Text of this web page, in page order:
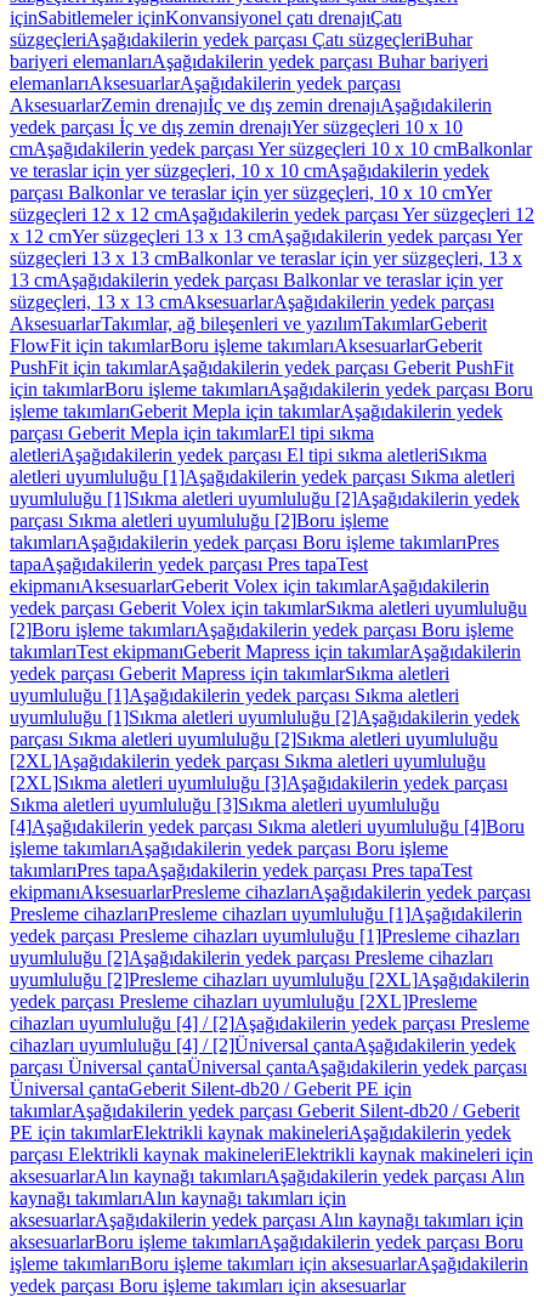
içinSabitlemeler içinKonvansiyonel çatı drenajıÇatı
süzgeçleriAşağıdakilerin yedek parçası Çatı süzgeçleriBuhar
bariyeri elemanlarıAşağıdakilerin yedek parçası Buhar bariyeri
elemanlarıAksesuarlarAşağıdakilerin yedek parçası
AksesuarlarZemin drenajıİç ve dış zemin drenajıAşağıdakilerin
yedek parçası İç ve dış zemin drenajıYer süzgeçleri 10 x 10
cmAşağıdakilerin yedek parçası Yer süzgeçleri 10 x 10 cmBalkonlar
ve teraslar için yer süzgeçleri, 10 x 10 cmAşağıdakilerin yedek
parçası Balkonlar ve teraslar için yer süzgeçleri, 10 x 10 cmYer
süzgeçleri 12 x 12 cmAşağıdakilerin yedek parçası Yer süzgeçleri 12
x 12 cmYer süzgeçleri 13 x 13 cmAşağıdakilerin yedek parçası Yer
süzgeçleri 13 x 13 cmBalkonlar ve teraslar için yer süzgeçleri, 13 x
13 cmAşağıdakilerin yedek parçası Balkonlar ve teraslar için yer
süzgeçleri, 13 x 13 cmAksesuarlarAşağıdakilerin yedek parçası
AksesuarlarTakımlar, ağ bileşenleri ve yazılımTakımlarGeberit
FlowFit için takımlarBoru işleme takımlarıAksesuarlarGeberit
PushFit için takımlarAşağıdakilerin yedek parçası Geberit PushFit
için takımlarBoru işleme takımlarıAşağıdakilerin yedek parçası Boru
işleme takımlarıGeberit Mepla için takımlarAşağıdakilerin yedek
parçası Geberit Mepla için takımlarEl tipi sıkma
aletleriAşağıdakilerin yedek parçası El tipi sıkma aletleriSıkma
aletleri uyumluluğu [1]Aşağıdakilerin yedek parçası Sıkma aletleri
uyumluluğu [1]Sıkma aletleri uyumluluğu [2]Aşağıdakilerin yedek
parçası Sıkma aletleri uyumluluğu [2]Boru işleme
takımlarıAşağıdakilerin yedek parçası Boru işleme takımlarıPres
tapaAşağıdakilerin yedek parçası Pres tapaTest
ekipmanıAksesuarlarGeberit Volex için takımlarAşağıdakilerin
yedek parçası Geberit Volex için takımlarSıkma aletleri uyumluluğu
[2]Boru işleme takımlarıAşağıdakilerin yedek parçası Boru işleme
takımlarıTest ekipmanıGeberit Mapress için takımlarAşağıdakilerin
yedek parçası Geberit Mapress için takımlarSıkma aletleri
uyumluluğu [1]Aşağıdakilerin yedek parçası Sıkma aletleri
uyumluluğu [1]Sıkma aletleri uyumluluğu [2]Aşağıdakilerin yedek
parçası Sıkma aletleri uyumluluğu [2]Sıkma aletleri uyumluluğu
[2XL]Aşağıdakilerin yedek parçası Sıkma aletleri uyumluluğu
[2XL]Sıkma aletleri uyumluluğu [3]Aşağıdakilerin yedek parçası
Sıkma aletleri uyumluluğu [3]Sıkma aletleri uyumluluğu
[4]Aşağıdakilerin yedek parçası Sıkma aletleri uyumluluğu [4]Boru
işleme takımlarıAşağıdakilerin yedek parçası Boru işleme
takımlarıPres tapaAşağıdakilerin yedek parçası Pres tapaTest
ekipmanıAksesuarlarPresleme cihazlarıAşağıdakilerin yedek parçası
Presleme cihazlarıPresleme cihazları uyumluluğu [1]Aşağıdakilerin
yedek parçası Presleme cihazları uyumluluğu [1]Presleme cihazları
uyumluluğu [2]Aşağıdakilerin yedek parçası Presleme cihazları
uyumluluğu [2]Presleme cihazları uyumluluğu [2XL]Aşağıdakilerin
yedek parçası Presleme cihazları uyumluluğu [2XL]Presleme
cihazları uyumluluğu [4] / [2]Aşağıdakilerin yedek parçası Presleme
cihazları uyumluluğu [4] / [2]Üniversal çantaAşağıdakilerin yedek
parçası Üniversal çantaÜniversal çantaAşağıdakilerin yedek parçası
Üniversal çantaGeberit Silent-db20 / Geberit PE için
takımlarAşağıdakilerin yedek parçası Geberit Silent-db20 / Geberit
PE için takımlarElektrikli kaynak makineleriAşağıdakilerin yedek
parçası Elektrikli kaynak makineleriElektrikli kaynak makineleri için
aksesuarlarAlın kaynağı takımlarıAşağıdakilerin yedek parçası Alın
kaynağı takımlarıAlın kaynağı takımları için
aksesuarlarAşağıdakilerin yedek parçası Alın kaynağı takımları için
aksesuarlarBoru işleme takımlarıAşağıdakilerin yedek parçası Boru
işleme takımlarıBoru işleme takımları için aksesuarlarAşağıdakilerin
yedek parçası Boru işleme takımları için aksesuarlar